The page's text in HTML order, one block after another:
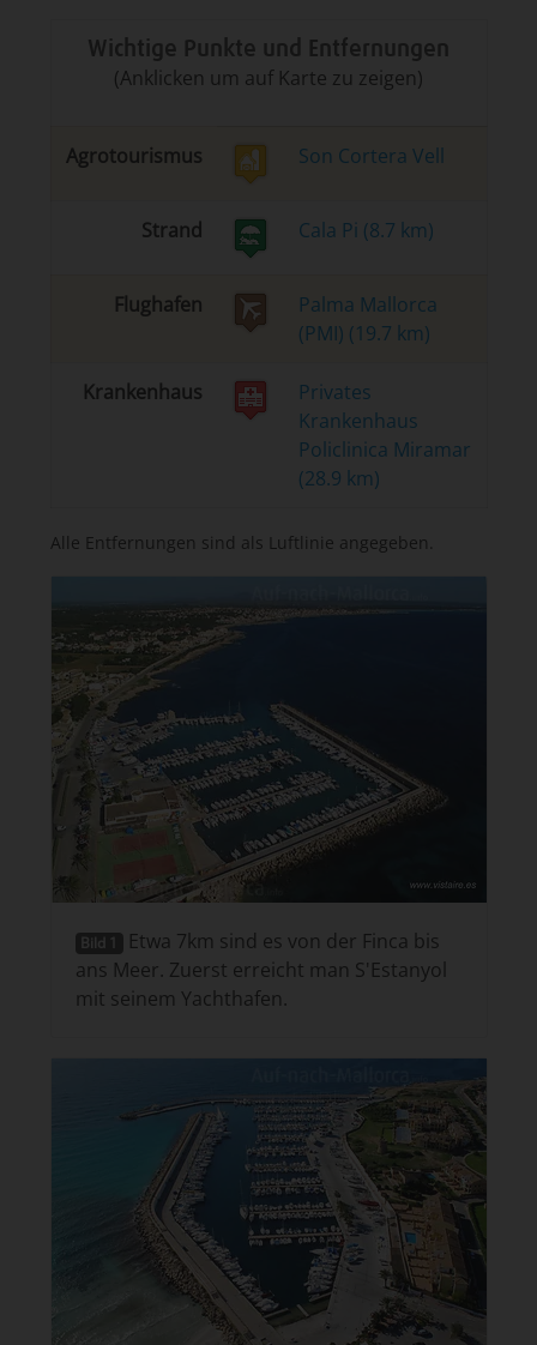
Wichtige Punkte und Entfernungen
(Anklicken um auf Karte zu zeigen)
Agrotourismus Son Cortera Vell
Strand Cala Pi (8.7 km)
Flug­ha­fen
Palma Mallorca
(PMI) (19.7 km)
Kran­ken­haus
Privates
Krankenhaus
Policlinica Miramar
(28.9 km)
Alle Entfernungen sind als Luftlinie angegeben.
Bild 1
Etwa 7km sind es von der Finca bis
ans Meer. Zuerst erreicht man S'Estanyol
mit seinem Yachthafen.